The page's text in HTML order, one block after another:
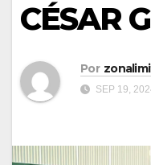
CÉSAR
Por
SEP 19,